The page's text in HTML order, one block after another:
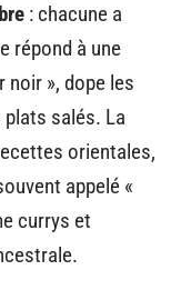
: chacune a
répond à une
noir », dope les
salés. La
orientales,
appelé «
currys et